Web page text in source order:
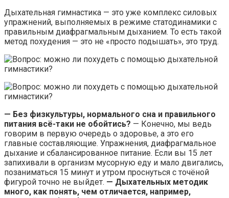
Дыхательная гимнастика — это уже комплекс силовых
упражнений, выполняемых в режиме статодинамики с
правильным диафрагмальным дыханием. То есть такой
метод похудения — это не «просто подышать», это труд.
— Без физкультуры, нормального сна и правильного
питания всё-таки не обойтись? — Конечно, мы ведь
говорим в первую очередь о здоровье, а это его
главные составляющие. Упражнения, диафрагмальное
дыхание и сбалансированное питание. Если вы 15 лет
запихивали в организм мусорную еду и мало двигались,
позаниматься 15 минут и утром проснуться с точёной
фигурой точно не выйдет. — Дыхательных методик
много, как понять, чем отличается, например,